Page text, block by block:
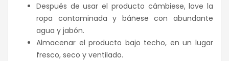
Después de usar el producto cámbiese, lave la
ropa contaminada y báñese con abundante
agua y jabón.
Almacenar el producto bajo techo, en un lugar
fresco, seco y ventilado.